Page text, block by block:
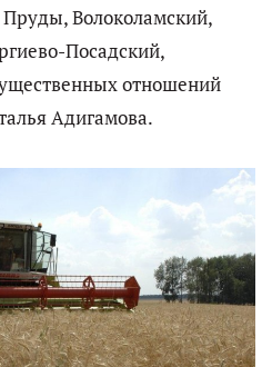
Волоколамский,
Посадский,
отношений
Адигамова.